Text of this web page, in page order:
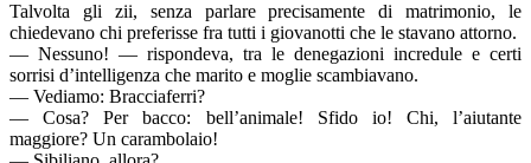
Talvolta gli zii, senza parlare precisamente di matrimonio, le
chiedevano chi preferisse fra tutti i giovanotti che le stavano attorno.
— Nessuno! — rispondeva, tra le denegazioni incredule e certi
sorrisi d’intelligenza che marito e moglie scambiavano.
— Vediamo: Bracciaferri?
— Cosa? Per bacco: bell’animale! Sfido io! Chi, l’aiutante
maggiore? Un carambolaio!